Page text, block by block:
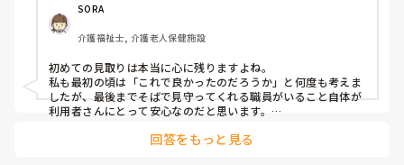
今日はとことん泣いて明日はしっかり休んでまた明後日から
気持ち切り替えて頑張りたいと思います。
「寝たい。」と話され「良いですよ、ただ朝には起きてくだ
さいね。」といつものように会話したのが最後になってしま
い、私が最後で良かったのかな、と考えてしまいます。
これまではタイミング合わずで時間差で逝去されたことを知
が出るほど悲しみを感じています。付き合いが長かったとい
SORA
介護福祉士, 介護老人保健施設
初めての見取りは本当に心に残りますよね。
私も最初の頃は「これで良かったのだろうか」と何度も考えま
したが、最後までそばで見守ってくれる職員がいること自体が
利用者さんにとって安心なのだと思います。
最期を迎えられたのではないかと感じました。
回答をもっと見る